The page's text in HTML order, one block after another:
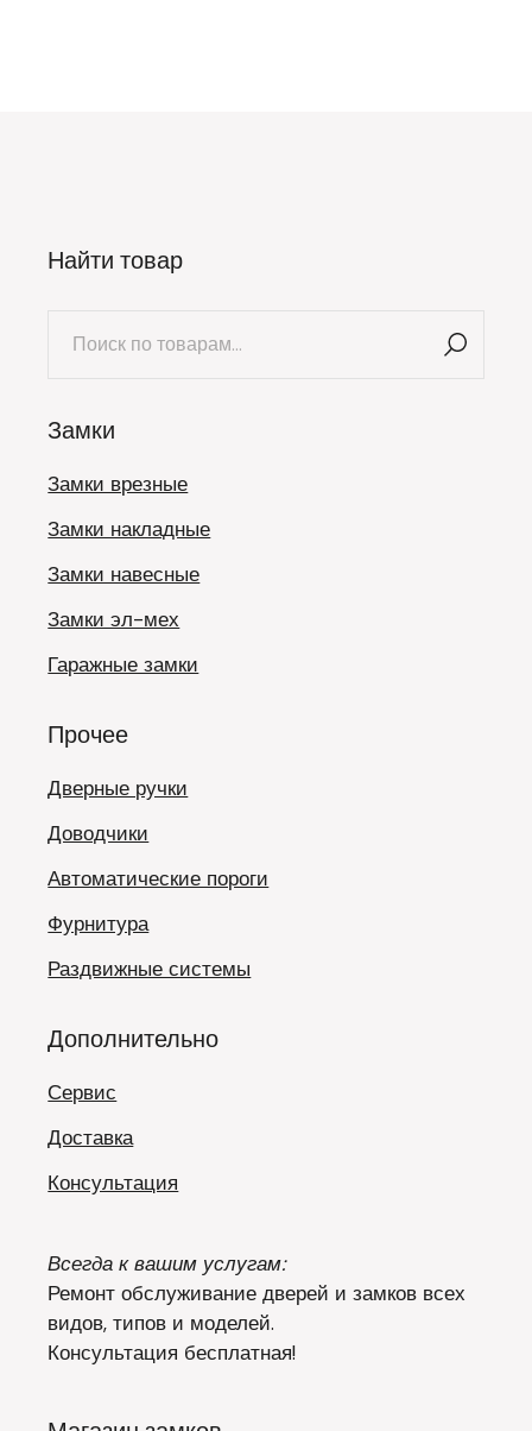
Найти товар
Замки
Замки врезные
Замки накладные
Замки навесные
Замки эл-мех
Гаражные замки
Прочее
Дверные ручки
Доводчики
Автоматические пороги
Фурнитура
Раздвижные системы
Дополнительно
Сервис
Доставка
Консультация
Всегда к вашим услугам:
Ремонт обслуживание дверей и замков всех
видов, типов и моделей.
Консультация бесплатная!